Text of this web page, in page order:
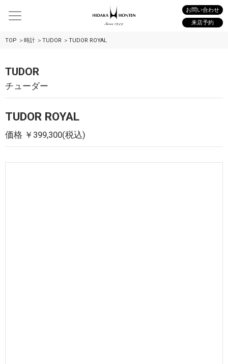
お問い合わせ
来店予約
TOP 時計 TUDOR TUDOR ROYAL
TUDOR
チューダー
TUDOR ROYAL
価格 ￥399,300(税込)